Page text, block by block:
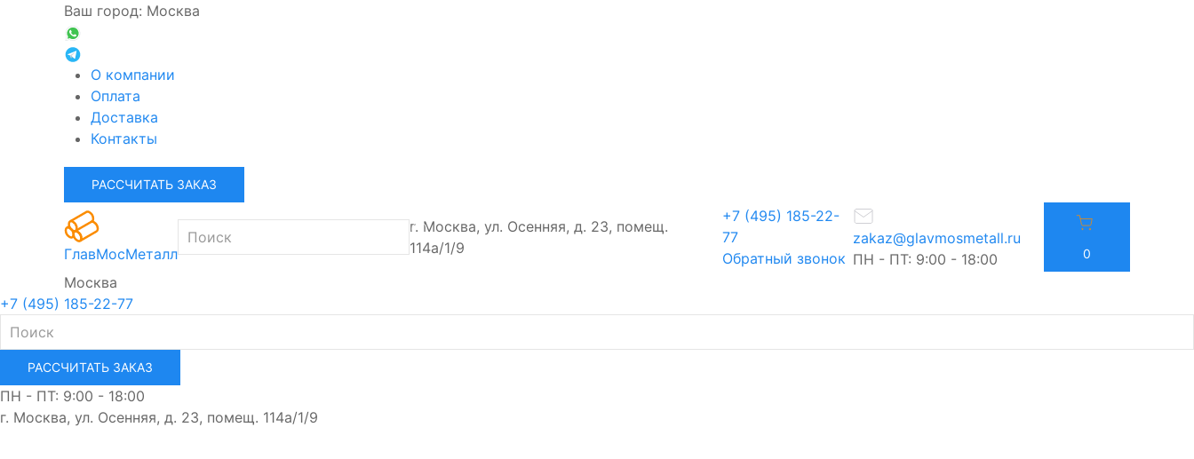
Ваш город: Москва
О компании
Оплата
Доставка
Контакты
РАССЧИТАТЬ ЗАКАЗ
ГлавМосМеталл
г. Москва, ул. Осенняя, д. 23, помещ.
114а/1/9
+7 (495) 185-22-
77
Обратный звонок
zakaz@glavmosmetall.ru
ПН - ПТ: 9:00 - 18:00
0
Москва
+7 (495) 185-22-77
РАССЧИТАТЬ ЗАКАЗ
ПН - ПТ: 9:00 - 18:00
г. Москва, ул. Осенняя, д. 23, помещ. 114а/1/9